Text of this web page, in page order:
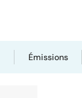
Émissions